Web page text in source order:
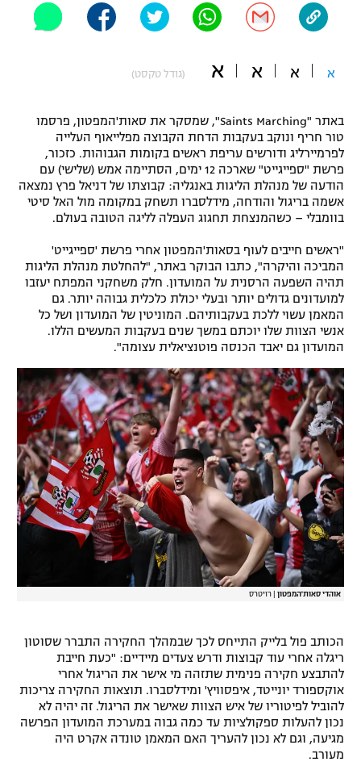
"מחצית בשכונה" – פודקאסט
משתתפים וזוכים בפרסים
תקנון משתתפים וזוכים בפרסים
תקנון עבור פעילות אלקטרה
תקנון עבור פעילות ספורט 1 – "מרלן"
טניס
גיימינג E-Sports
מדיניות פרטיות
תקנון פעילות ספורט 1
רשיון להקרנה פומבית לבית עסק
הצטרפות לחבילת הערוצים
לוח דרושים – ג'ובנט
תגיות
המגזין
אופניים
ספורט מוטורי
פוטבול אמריקאי NFL
בייסבול MLB
אומנויות לחימה
גיימינג E-Sports
א א א א (גודל טקסט)
באתר "Saints Marching", שמסקר את סאות'המפטון, פרסמו
טור חריף ונוקב בעקבות הדחת הקבוצה מפלייאוף העלייה
לפרמיירליג ודורשים עריפת ראשים בקומות הגבוהות. כזכור,
פרשת "ספייגייט" שארכה 12 ימים, הסתיימה אמש (שלישי) עם
הודעה של מנהלת הליגות באנגליה: קבוצתו של דניאל פרץ נמצאה
אשמה בריגול והודחה, מידלסברו תשחק במקומה מול האל סיטי
בוומבלי – כשהמנצחת תחגוג העפלה לליגה הטובה בעולם.
"ראשים חייבים לעוף בסאות'המפטון אחרי פרשת 'ספייגייט'
המביכה והיקרה", כתבו הבוקר באתר, "להחלטת מנהלת הליגות
תהיה השפעה הרסנית על המועדון. חלק משחקני המפתח יעזבו
למועדונים גדולים יותר ובעלי יכולת כלכלית גבוהה יותר. גם
המאמן עשוי ללכת בעקבותיהם. המוניטין של המועדון ושל כל
אנשי הצוות שלו יוכתם במשך שנים בעקבות המעשים הללו.
המועדון גם יאבד הכנסה פוטנציאלית עצומה".
אוהדי סאות'המפטון רויטרס
הכותב פול בלייק התייחס לכך שבמהלך החקירה התברר שסוטון
ריגלה אחרי עוד קבוצות ודרש צעדים מיידיים: "כעת חייבת
להתבצע חקירה פנימית שתזהה מי אישר את הריגול אחרי
אוקספורד יונייטד, איפסוויץ' ומידלסברו. תוצאות החקירה צריכות
להוביל לפיטוריו של איש הצוות שאישר את הריגול. זה יהיה לא
נכון להעלות ספקולציות עד כמה גבוה במערכת המועדון הפרשה
מגיעה, וגם לא נכון להעריך האם המאמן טונדה אקרט היה
מעורב.